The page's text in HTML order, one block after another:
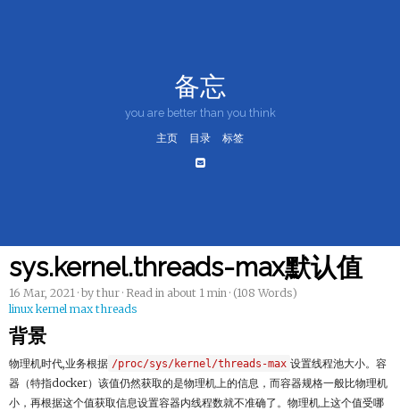
备忘
you are better than you think
主页
目录 标签
sys.kernel.threads-max默认值
16 Mar, 2021 · by thur · Read in about 1 min · (108 Words)
linux kernel max threads
背景
物理机时代,业务根据 /proc/sys/kernel/threads-max 设置线程池大小。容
器（特指docker）该值仍然获取的是物理机上的信息，而容器规格一般比物理机
小，再根据这个值获取信息设置容器内线程数就不准确了。物理机上这个值受哪